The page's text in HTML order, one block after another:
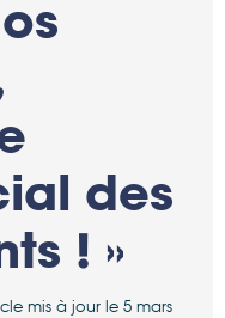
des
! »
mis à jour le 5 mars